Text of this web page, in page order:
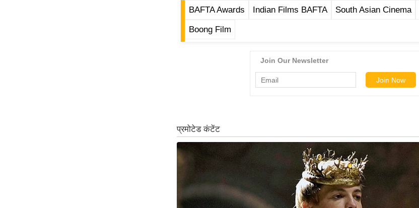
BAFTA Awards Indian Films BAFTA South Asian Cinema
Boong Film